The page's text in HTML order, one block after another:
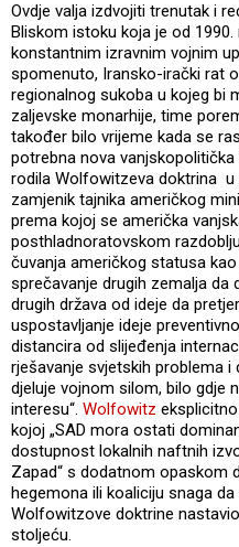
Ovdje valja izdvojiti trenutak i
Bliskom istoku koja je od
konstantnim izravnim vojnim
spomenuto, Iransko-irački rat
regionalnog sukoba u kojeg bi
zaljevske monarhije, time
također bilo vrijeme kada se
potrebna nova
rodila Wolfowitzeva doktrina
zamjenik tajnika američkog
prema kojoj se američka
posthladnoratovskom
čuvanja američkog statusa
sprečavanje drugih zemalja da
drugih država od ideje da
uspostavljanje ideje
distancira od slijeđenja
rješavanje svjetskih problema
djeluje vojnom silom, bilo gdje
interesu“. Wolfowitz
kojoj „SAD mora ostati
dostupnost lokalnih naftnih
Zapad“ s dodatnom opaskom
hegemona ili koaliciju snaga
Wolfowitzove doktrine
stoljeću.